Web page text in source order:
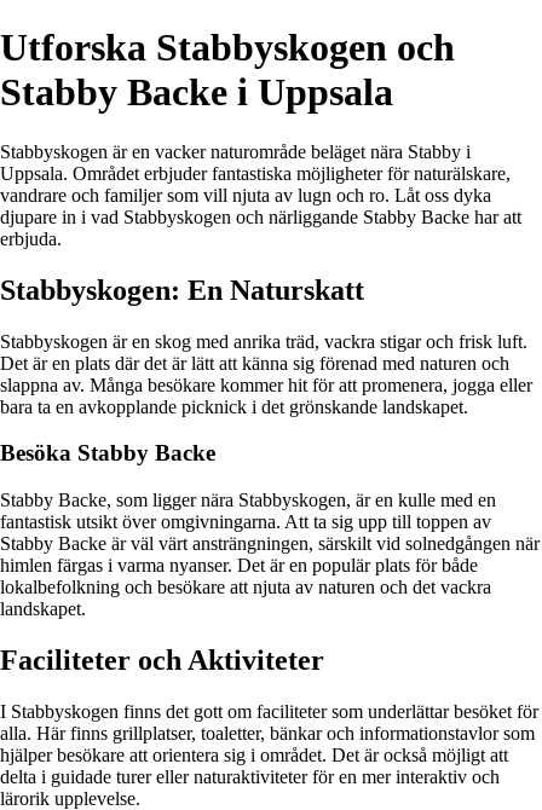
Utforska Stabbyskogen och
Stabby Backe i Uppsala
Stabbyskogen är en vacker naturområde beläget nära Stabby i
Uppsala. Området erbjuder fantastiska möjligheter för naturälskare,
vandrare och familjer som vill njuta av lugn och ro. Låt oss dyka
djupare in i vad Stabbyskogen och närliggande Stabby Backe har att
erbjuda.
Stabbyskogen: En Naturskatt
Stabbyskogen är en skog med anrika träd, vackra stigar och frisk luft.
Det är en plats där det är lätt att känna sig förenad med naturen och
slappna av. Många besökare kommer hit för att promenera, jogga eller
bara ta en avkopplande picknick i det grönskande landskapet.
Besöka Stabby Backe
Stabby Backe, som ligger nära Stabbyskogen, är en kulle med en
fantastisk utsikt över omgivningarna. Att ta sig upp till toppen av
Stabby Backe är väl värt ansträngningen, särskilt vid solnedgången när
himlen färgas i varma nyanser. Det är en populär plats för både
lokalbefolkning och besökare att njuta av naturen och det vackra
landskapet.
Faciliteter och Aktiviteter
I Stabbyskogen finns det gott om faciliteter som underlättar besöket för
alla. Här finns grillplatser, toaletter, bänkar och informationstavlor som
hjälper besökare att orientera sig i området. Det är också möjligt att
delta i guidade turer eller naturaktiviteter för en mer interaktiv och
lärorik upplevelse.